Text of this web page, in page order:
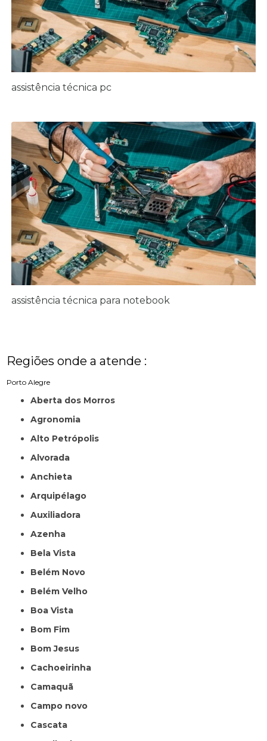
assistência técnica pc
assistência técnica para notebook
Regiões onde a atende :
Porto Alegre
Aberta dos Morros
Agronomia
Alto Petrópolis
Alvorada
Anchieta
Arquipélago
Auxiliadora
Azenha
Bela Vista
Belém Novo
Belém Velho
Boa Vista
Bom Fim
Bom Jesus
Cachoeirinha
Camaquã
Campo novo
Cascata